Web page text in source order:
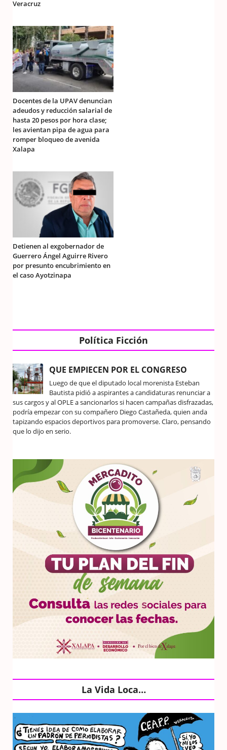
Veracruz
Docentes de la UPAV denuncian
adeudos y reducción salarial de
hasta 20 pesos por hora clase;
les avientan pipa de agua para
romper bloqueo de avenida
Xalapa
Detienen al exgobernador de
Guerrero Ángel Aguirre Rivero
por presunto encubrimiento en
el caso Ayotzinapa
Política Ficción
QUE EMPIECEN POR EL CONGRESO
Luego de que el diputado local morenista Esteban
Bautista pidió a aspirantes a candidaturas renunciar a
sus cargos y al OPLE a sancionarlos si hacen campañas disfrazadas,
podría empezar con su compañero Diego Castañeda, quien anda
tapizando espacios deportivos para promoverse. Claro, pensando
que lo dijo en serio.
La Vida Loca…